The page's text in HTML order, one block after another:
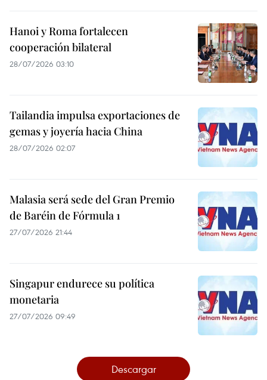
Hanoi y Roma fortalecen
cooperación bilateral
28/07/2026 03:10
Tailandia impulsa exportaciones de
gemas y joyería hacia China
28/07/2026 02:07
Malasia será sede del Gran Premio
de Baréin de Fórmula 1
27/07/2026 21:44
Singapur endurece su política
monetaria
27/07/2026 09:49
Descargar